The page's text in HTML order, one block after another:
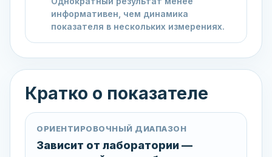
информативен, чем динамика
показателя в нескольких измерениях.
Кратко о показателе
ОРИЕНТИРОВОЧНЫЙ ДИАПАЗОН
Зависит от лаборатории —